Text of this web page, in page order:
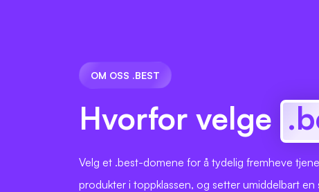
OM OSS .BEST
Hvorfor velge
Velg et .best-domene for å tydelig fremheve
produkter i toppklassen, og setter umiddelbart en